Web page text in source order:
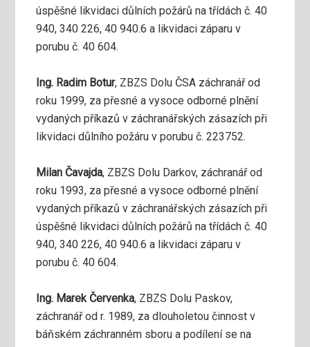
úspěšné likvidaci důlních požárů na třídách č. 40
940, 340 226, 40 940.6 a likvidaci záparu v
porubu č. 40 604.
Ing. Radim Botur, ZBZS Dolu ČSA záchranář od
roku 1999, za přesné a vysoce odborné plnění
vydaných příkazů v záchranářských zásazích při
likvidaci důlního požáru v porubu č. 223752.
Milan Čavajda, ZBZS Dolu Darkov, záchranář od
roku 1993, za přesné a vysoce odborné plnění
vydaných příkazů v záchranářských zásazích při
úspěšné likvidaci důlních požárů na třídách č. 40
940, 340 226, 40 940.6 a likvidaci záparu v
porubu č. 40 604.
Ing. Marek Červenka, ZBZS Dolu Paskov,
záchranář od r. 1989, za dlouholetou činnost v
báňském záchranném sboru a podílení se na